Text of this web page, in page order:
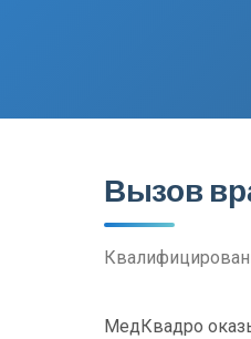
Вызов
МедКвадро